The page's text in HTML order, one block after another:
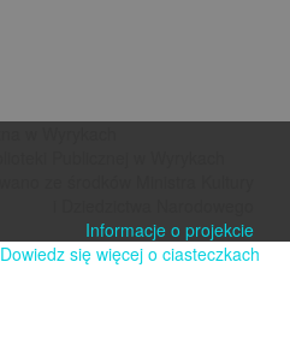
Informacje o projekcie
Dowiedz się więcej o ciasteczkach